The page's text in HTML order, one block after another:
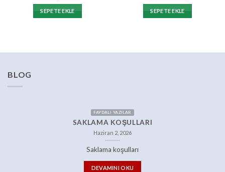
SEPETE EKLE
5.800,00₺.
SEPETE EKLE
BLOG
FAYDALI YAZILAR
SAKLAMA KOŞULLARI
Haziran 2, 2026
Saklama koşulları
DEVAMINI OKU